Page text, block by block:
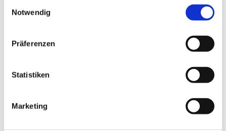
Notwendig
Präferenzen
Statistiken
Marketing